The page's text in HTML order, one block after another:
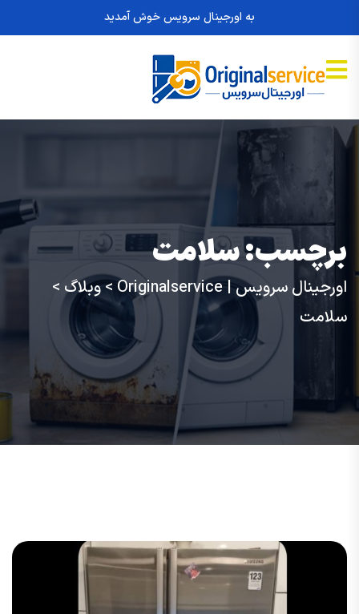
به اورجینال سرویس خوش آمدید
برچسب:سلامت
اورجینال سرویس | Originalservice >وبلاگ >
سلامت